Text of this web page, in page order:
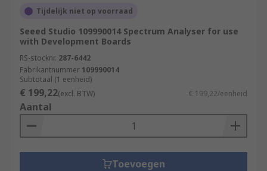
Tijdelijk niet op voorraad
Seeed Studio 109990014 Spectrum Analyser for use
with Development Boards
RS-stocknr. 287-6442
Fabrikantnummer 109990014
Subtotaal (1 eenheid)
€ 199,22(excl. BTW) € 199,22/eenheid
Aantal
Toevoegen